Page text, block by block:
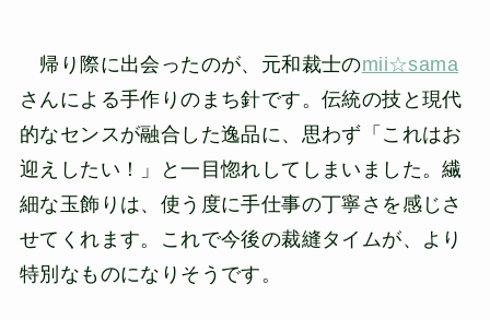
帰り際に出会ったのが、元和裁士のmii☆sama
さんによる手作りのまち針です。伝統の技と現代
的なセンスが融合した逸品に、思わず「これはお
迎えしたい！」と一目惚れしてしまいました。繊
細な玉飾りは、使う度に手仕事の丁寧さを感じさ
せてくれます。これで今後の裁縫タイムが、より
特別なものになりそうです。